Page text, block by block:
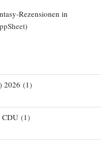
Rezensionen in
2026 (1)
CDU(1)